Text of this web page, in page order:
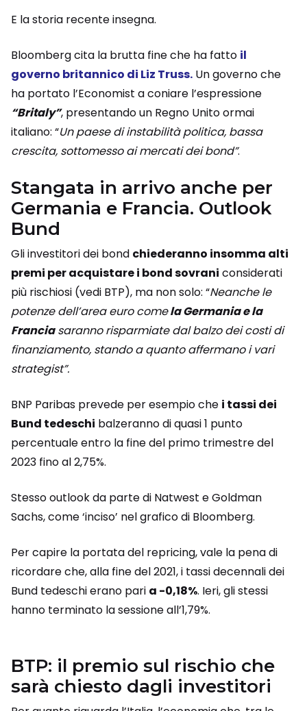
E la storia recente insegna.
Bloomberg cita la brutta fine che ha fatto il
governo britannico di Liz Truss. Un governo che
ha portato l’Economist a coniare l’espressione
“Britaly”, presentando un Regno Unito ormai
italiano: “Un paese di instabilità politica, bassa
crescita, sottomesso ai mercati dei bond”.
Stangata in arrivo anche per
Germania e Francia. Outlook
Bund
Gli investitori dei bond chiederanno insomma alti
premi per acquistare i bond sovrani considerati
più rischiosi (vedi BTP), ma non solo: “Neanche le
potenze dell’area euro comela Germania e la
Franciasaranno risparmiate dal balzo dei costi di
finanziamento, stando a quanto affermano i vari
strategist”.
BNP Paribas prevede per esempio che i tassi dei
Bund tedeschi balzeranno di quasi 1 punto
percentuale entro la fine del primo trimestre del
2023 fino al 2,75%.
Stesso outlook da parte di Natwest e Goldman
Sachs, come ‘inciso’ nel grafico di Bloomberg.
Per capire la portata del repricing, vale la pena di
ricordare che, alla fine del 2021, i tassi decennali dei
Bund tedeschi erano pari a -0,18%. Ieri, gli stessi
hanno terminato la sessione all’1,79%.
BTP: il premio sul rischio che
sarà chiesto dagli investitori